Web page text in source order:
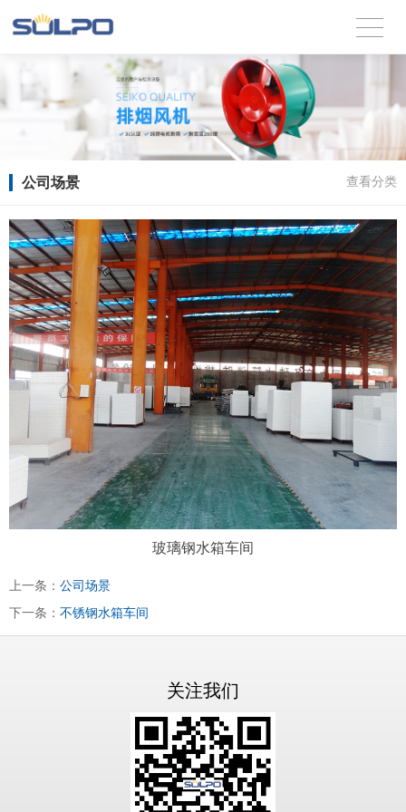
公司场景 查看分类
玻璃钢水箱车间
上一条： 公司场景
下一条： 不锈钢水箱车间
关注我们